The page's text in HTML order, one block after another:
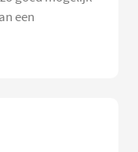
een